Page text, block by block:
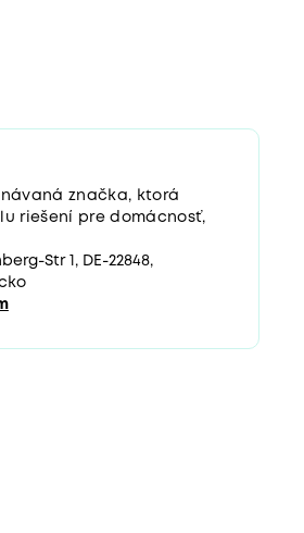
značka, ktorá
riešení pre domácnosť,
Str 1, DE-22848,